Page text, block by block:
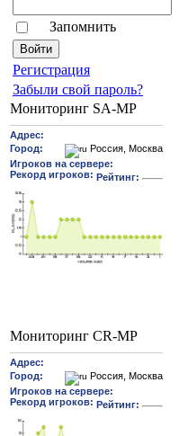
Запомнить
Pегиcтрaция
Забыли свой пароль?
Мониторинг SA-MP
Мониторинг CR-MP